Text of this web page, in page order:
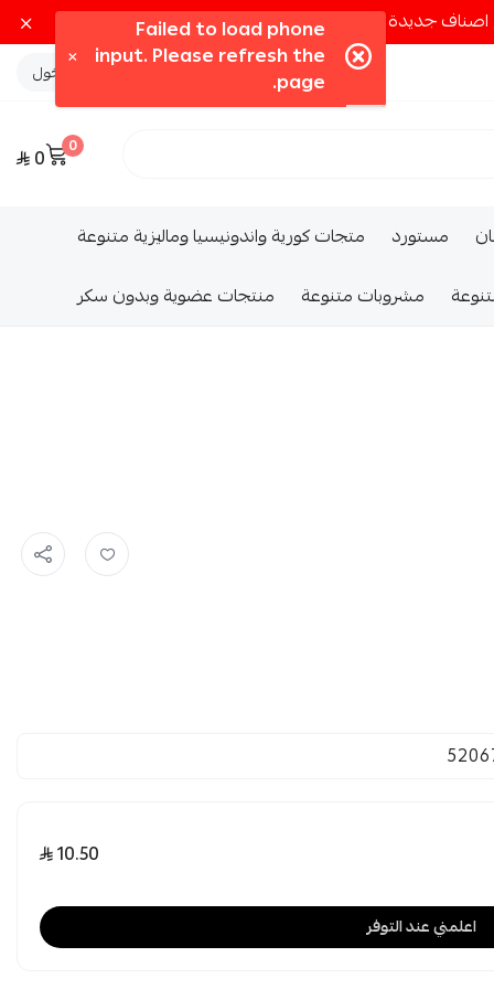
تسجيل الدخول
0
0
مستورد
متجات كورية واندونيسيا وماليزية متنوعة
مشروبات متنوعة
منتجات عضوية وبدون سكر
10.50
اعلمني عند التوفر